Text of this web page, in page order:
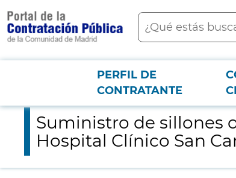
contenido
principal
Buscar
Menú PCON
PERFIL DE
CONTRATANTE
Suministro de sillones odontológicos para el
Suministro de sillones
Hospital Clínico San